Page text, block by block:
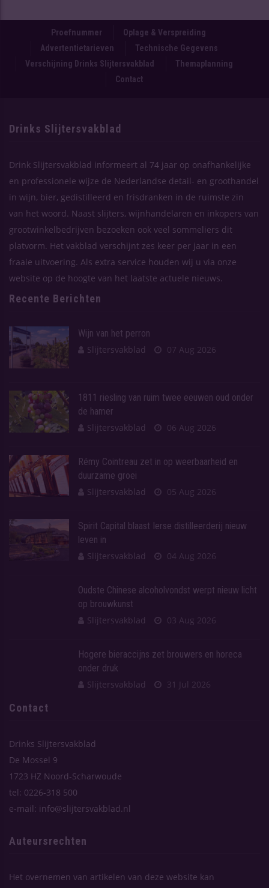
Proefnummer
Oplage & Verspreiding
Advertentietarieven
Technische Gegevens
Verschijning Drinks Slijtersvakblad
Themaplanning
Contact
Drinks Slijtersvakblad
Drink Slijtersvakblad informeert al 74 jaar op onafhankelijke
en professionele wijze de Nederlandse detail- en groothandel
in wijn, bier, gedistilleerd en frisdranken in de ruimste zin
van het woord. Naast slijters, wijnhandelaren en inkopers van
grootwinkelbedrijven bezoeken ook veel sommeliers dit
platvorm. Het vakblad verschijnt zes keer per jaar in een
fraaie uitvoering. Als extra service houden wij u via onze
website op de hoogte van het laatste actuele nieuws.
Recente Berichten
Wijn van het perron
Slijtersvakblad
07 Aug 2026
1811 riesling van ruim twee eeuwen oud onder
de hamer
Slijtersvakblad
06 Aug 2026
Rémy Cointreau zet in op weerbaarheid en
duurzame groei
Slijtersvakblad
05 Aug 2026
Spirit Capital blaast Ierse distilleerderij nieuw
leven in
Slijtersvakblad
04 Aug 2026
Oudste Chinese alcoholvondst werpt nieuw licht
op brouwkunst
Slijtersvakblad
03 Aug 2026
Hogere bieraccijns zet brouwers en horeca
onder druk
Slijtersvakblad
31 Jul 2026
Contact
Drinks Slijtersvakblad
De Mossel 9
1723 HZ Noord-Scharwoude
tel: 0226-318 500
e-mail: info@slijtersvakblad.nl
Auteursrechten
Het overnemen van artikelen van deze website kan